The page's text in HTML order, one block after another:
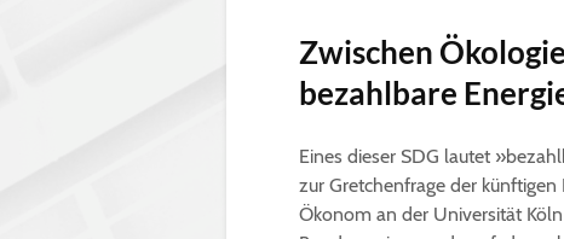
Zwischen
bezahlbare
Eines dieser SDG lautet
zur Gretchenfrage der künftigen
Ökonom an der Universität